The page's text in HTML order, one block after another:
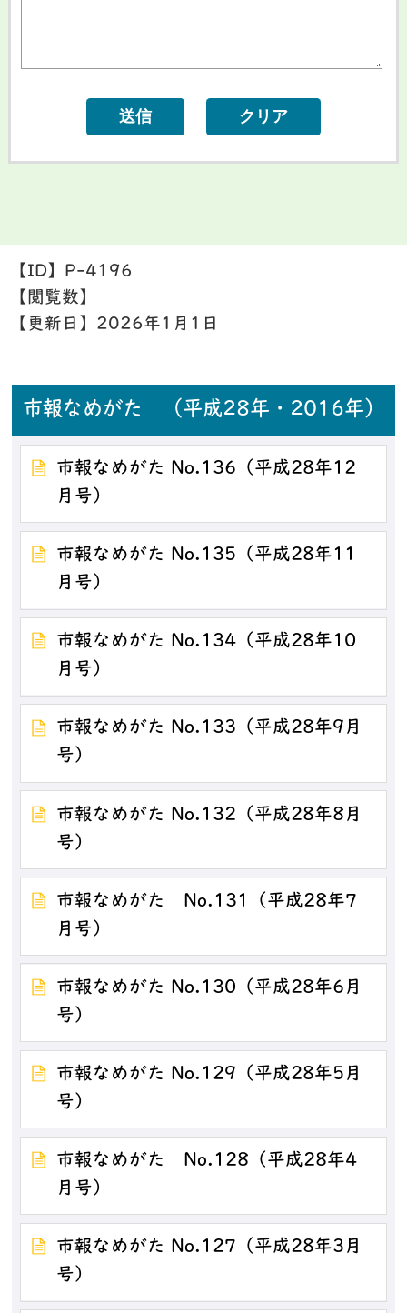
【ID】 P-4196
【閲覧数】
【更新日】 2026年1月1日
市報なめがた （平成28年・2016年）
市報なめがた No.136（平成28年12
月号）
市報なめがた No.135（平成28年11
月号）
市報なめがた No.134（平成28年10
月号）
市報なめがた No.133（平成28年9月
号）
市報なめがた No.132（平成28年8月
号）
市報なめがた No.131（平成28年7
月号）
市報なめがた No.130（平成28年6月
号）
市報なめがた No.129（平成28年5月
号）
市報なめがた No.128（平成28年4
月号）
市報なめがた No.127（平成28年3月
号）